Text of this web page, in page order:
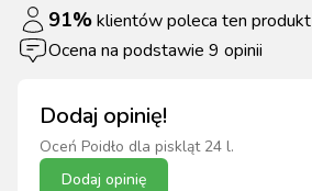
Dodaj opinię!
Oceń Poidło dla piskląt 24 l.
Dodaj opinię
91%klientów poleca ten produkt
Ocena na podstawie 9 opinii